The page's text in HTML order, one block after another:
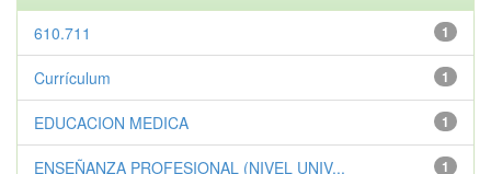
1
610.711
1
Currículum
1
EDUCACION MEDICA
1
ENSEÑANZA PROFESIONAL (NIVEL UNIV...